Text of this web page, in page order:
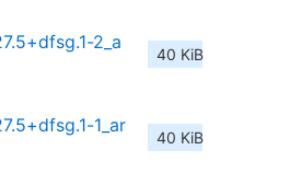
2_a
40 KiB
1_ar
40 KiB